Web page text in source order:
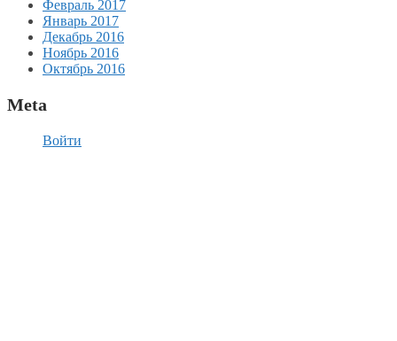
Февраль 2017
Январь 2017
Декабрь 2016
Ноябрь 2016
Октябрь 2016
Meta
Войти